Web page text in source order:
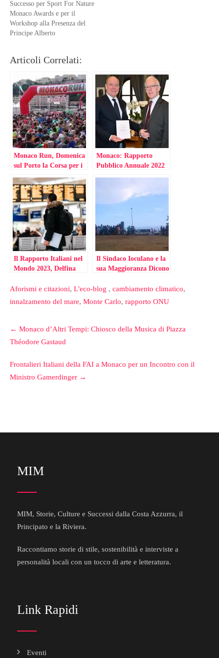
Successo per Sport For Nature
Monaco Awards e per il
Workshop alla Presenza del
Principe Alberto
Articoli Correlati:
Monaco Run, Domenica
sul Porto la Corsa per i
Livello
Monaco: Rapporto
Pubblico Annuale 2022
Il Rapporto Italiani nel
Mondo 2023, Delfina
Dante Monaco
Il Sindaco Ioculano e la
sua Maggioranza Dicono
del 14 Luglio a
Ventimiglia (il
Comunicato)
Aforismi e citazioni, L'eco-blog , cambiamento climatico,
innalzamento del mare, Monte Carlo, rapporto ONU
Post
navigation
← Monaco d’Altri Tempi: Chiosco della Musica di Piazza
Théodore Gastaud
Frontalieri Italiani della FAI a Monaco per un Incontro con il
Ministro Gamerdinger →
MIM
MIM, Storie, Culture e Successi dalla Costa Azzurra, il
Principato e la Riviera.
Raccontiamo storie di stile, sostenibilità e interviste a
personalità locali con un tocco di arte e letteratura.
Link Rapidi
Eventi